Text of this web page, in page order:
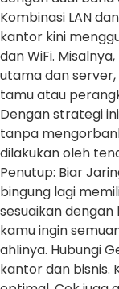
Kombinasi LAN
kantor kini
dan WiFi.
utama dan
tamu atau
Dengan strategi
tanpa
dilakukan oleh
Penutup: Biar
bingung lagi
sesuaikan
kamu ingin
ahlinya. Hubungi
kantor dan bisnis.